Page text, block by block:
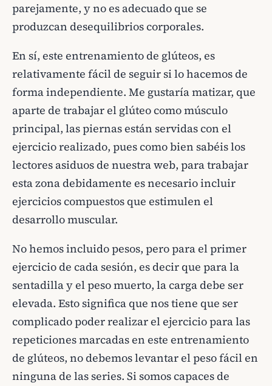
parejamente, y no es adecuado que se
produzcan desequilibrios corporales.
En sí, este entrenamiento de glúteos, es
relativamente fácil de seguir si lo hacemos de
forma independiente. Me gustaría matizar, que
aparte de trabajar el glúteo como músculo
principal, las piernas están servidas con el
ejercicio realizado, pues como bien sabéis los
lectores asiduos de nuestra web, para trabajar
esta zona debidamente es necesario incluir
ejercicios compuestos que estimulen el
desarrollo muscular.
No hemos incluido pesos, pero para el primer
ejercicio de cada sesión, es decir que para la
sentadilla y el peso muerto, la carga debe ser
elevada. Esto significa que nos tiene que ser
complicado poder realizar el ejercicio para las
repeticiones marcadas en este entrenamiento
de glúteos, no debemos levantar el peso fácil en
ninguna de las series. Si somos capaces de